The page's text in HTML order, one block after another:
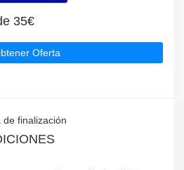
35€
Oferta
de finalización